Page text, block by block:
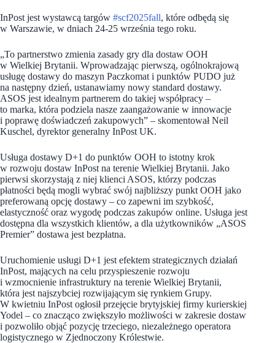
InPost jest wystawcą targów #scf2025fall, które odbędą się
w Warszawie, w dniach 24-25 września tego roku.
„To partnerstwo zmienia zasady gry dla dostaw OOH
w Wielkiej Brytanii. Wprowadzając pierwszą, ogólnokrajową
usługę dostawy do maszyn Paczkomat i punktów PUDO już
na następny dzień, ustanawiamy nowy standard dostawy.
ASOS jest idealnym partnerem do takiej współpracy –
to marka, która podziela nasze zaangażowanie w innowacje
i poprawę doświadczeń zakupowych” – skomentował Neil
Kuschel, dyrektor generalny InPost UK.
Usługa dostawy D+1 do punktów OOH to istotny krok
w rozwoju dostaw InPost na terenie Wielkiej Brytanii. Jako
pierwsi skorzystają z niej klienci ASOS, którzy podczas
płatności będą mogli wybrać swój najbliższy punkt OOH jako
preferowaną opcję dostawy – co zapewni im szybkość,
elastyczność oraz wygodę podczas zakupów online. Usługa jest
dostępna dla wszystkich klientów, a dla użytkowników „ASOS
Premier” dostawa jest bezpłatna.
Uruchomienie usługi D+1 jest efektem strategicznych działań
InPost, mających na celu przyspieszenie rozwoju
i wzmocnienie infrastruktury na terenie Wielkiej Brytanii,
która jest najszybciej rozwijającym się rynkiem Grupy.
W kwietniu InPost ogłosił przejęcie brytyjskiej firmy kurierskiej
Yodel – co znacząco zwiększyło możliwości w zakresie dostaw
i pozwoliło objąć pozycję trzeciego, niezależnego operatora
logistycznego w Zjednoczony Królestwie.